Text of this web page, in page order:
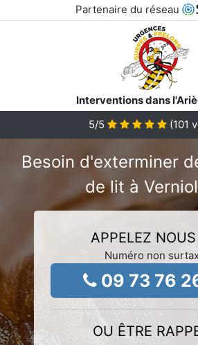
Partenaire du réseau
Interventions dans
5/5 (101
Besoin d'exterminer
de lit à
APPELEZ
Numéro non
09 73 76
OU ÊTRE